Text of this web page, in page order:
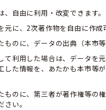
自由に利用・改変できます。
に、2次著作物を自由に作成
のに、データの出典（本市
て利用した場合は、データを
した情報を、あたかも本市等
ものに、第三者が著作権等の
い。